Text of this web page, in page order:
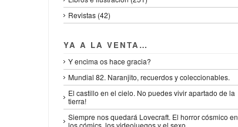
Revistas (42)
YA A LA VENTA…
Y encima os hace gracia?
Mundial 82. Naranjito, recuerdos y coleccionables.
El castillo en el cielo. No puedes vivir apartado de la
tierra!
Siempre nos quedará Lovecraft. El horror cósmico en